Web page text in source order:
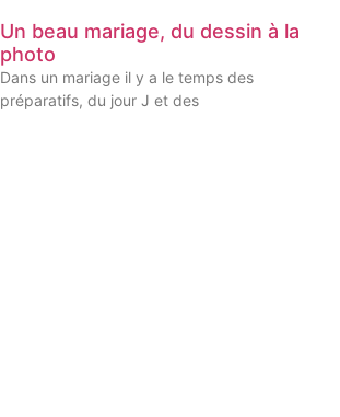
Un beau mariage, du dessin à la
photo
Dans un mariage il y a le temps des
préparatifs, du jour J et des